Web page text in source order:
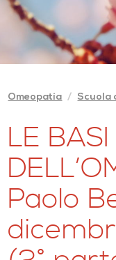
Omeopatia Scuola
LE
Paolo